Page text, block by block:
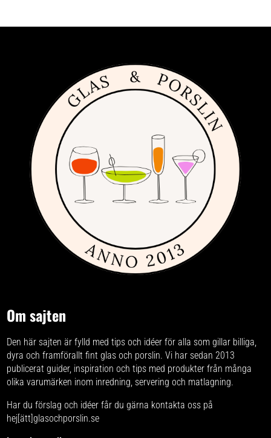
Om sajten
Den här sajten är fylld med tips och idéer för alla som gillar billiga,
dyra och framförallt fint glas och porslin. Vi har sedan 2013
publicerat guider, inspiration och tips med produkter från många
olika varumärken inom inredning, servering och matlagning.
Har du förslag och idéer får du gärna kontakta oss på
hej[ätt]glasochporslin.se